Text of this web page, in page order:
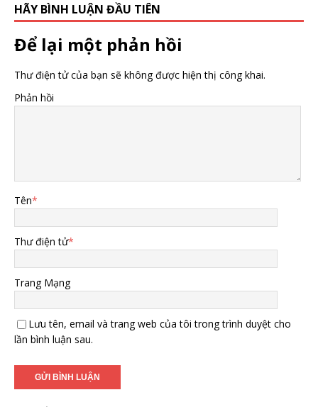
HÃY BÌNH LUẬN ĐẦU TIÊN
Để lại một phản hồi
Thư điện tử của bạn sẽ không được hiện thị công khai.
Phản hồi
Tên*
Thư điện tử*
Trang Mạng
Lưu tên, email và trang web của tôi trong trình duyệt cho
lần bình luận sau.